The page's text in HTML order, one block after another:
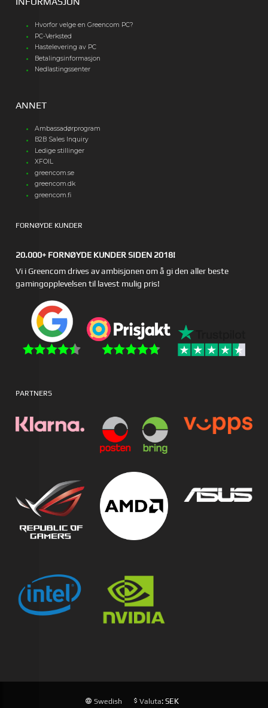
Hvorfor velge en Greencom PC?
PC-Verksted
Hastelevering av PC
Betalingsinformasjon
Nedlastingssenter
ANNET
Ambassadørprogram
B2B Sales Inquiry
Ledige stillinger
XFOIL
greencom.se
greencom.dk
greencom.fi
FORNØYDE KUNDER
20.000+ FORNØYDE KUNDER SIDEN 2018!
Vi i Greencom drives av ambisjonen om å gi den aller beste
gamingopplevelsen til lavest mulig pris!
PARTNERS
Swedish Valuta: SEK